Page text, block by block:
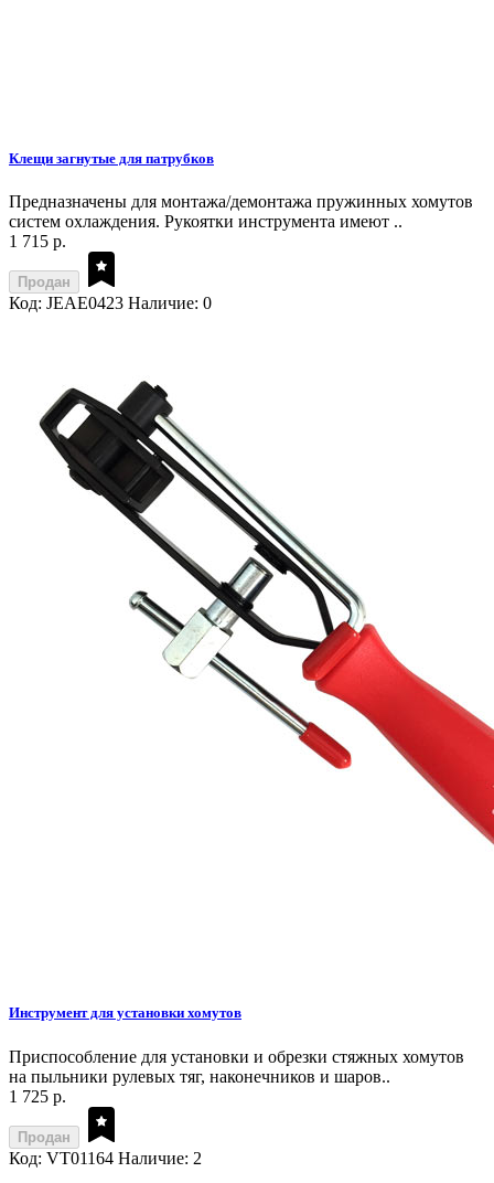
Клещи загнутые для патрубков
Предназначены для монтажа/демонтажа пружинных хомутов
систем охлаждения. Рукоятки инструмента имеют ..
1 715 р.
Продан
Код: JEAE0423 Наличие: 0
Инструмент для установки хомутов
Приспособление для установки и обрезки стяжных хомутов
на пыльники рулевых тяг, наконечников и шаров..
1 725 р.
Продан
Код: VT01164 Наличие: 2